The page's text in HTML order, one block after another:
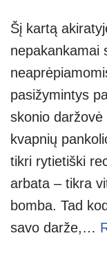
Šį kartą
nepakankamai
pasižymintys
skonio
kvapnių
tikri rytietiški
arbata – tikra
bomba. Tad
savo darže,…